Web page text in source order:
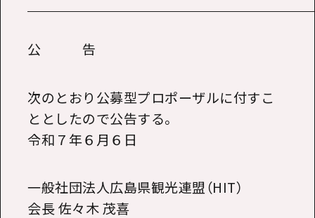
公 告
次のとおり公募型プロポーザルに付すこ
ととしたので公告する。
令和７年６月６日
一般社団法人広島県観光連盟（HIT）
会長 佐々木 茂喜